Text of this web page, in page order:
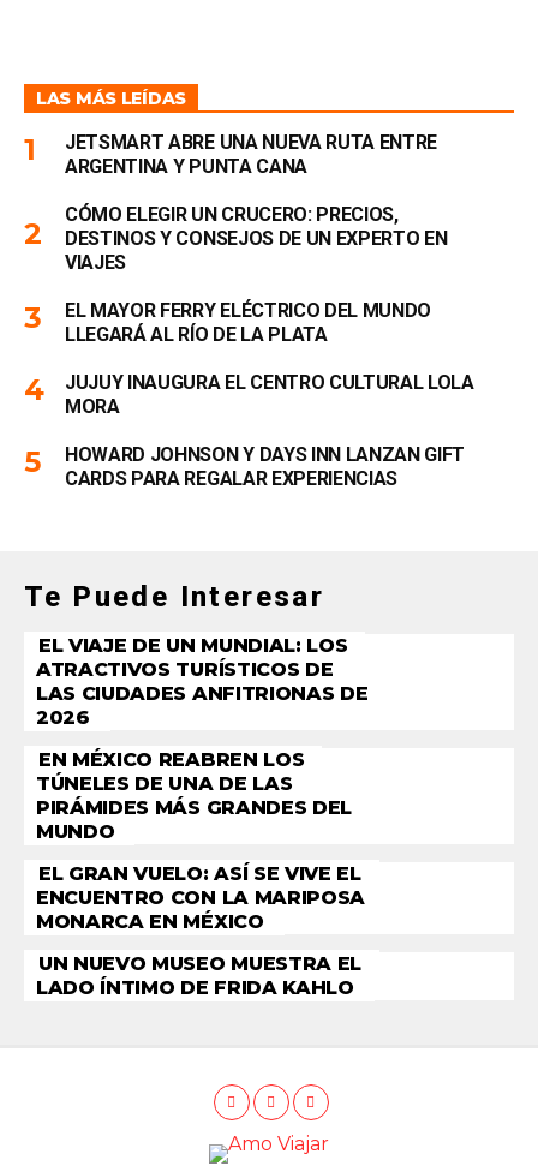
LAS MÁS LEÍDAS
JETSMART ABRE UNA NUEVA RUTA ENTRE
ARGENTINA Y PUNTA CANA
CÓMO ELEGIR UN CRUCERO: PRECIOS,
DESTINOS Y CONSEJOS DE UN EXPERTO EN
VIAJES
EL MAYOR FERRY ELÉCTRICO DEL MUNDO
LLEGARÁ AL RÍO DE LA PLATA
JUJUY INAUGURA EL CENTRO CULTURAL LOLA
MORA
HOWARD JOHNSON Y DAYS INN LANZAN GIFT
CARDS PARA REGALAR EXPERIENCIAS
Te Puede Interesar
EL VIAJE DE UN MUNDIAL: LOS
ATRACTIVOS TURÍSTICOS DE
LAS CIUDADES ANFITRIONAS DE
2026
EN MÉXICO REABREN LOS
TÚNELES DE UNA DE LAS
PIRÁMIDES MÁS GRANDES DEL
MUNDO
EL GRAN VUELO: ASÍ SE VIVE EL
ENCUENTRO CON LA MARIPOSA
MONARCA EN MÉXICO
UN NUEVO MUSEO MUESTRA EL
LADO ÍNTIMO DE FRIDA KAHLO